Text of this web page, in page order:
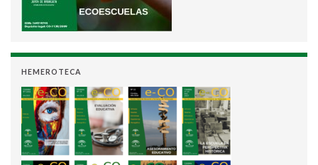
HEMEROTECA